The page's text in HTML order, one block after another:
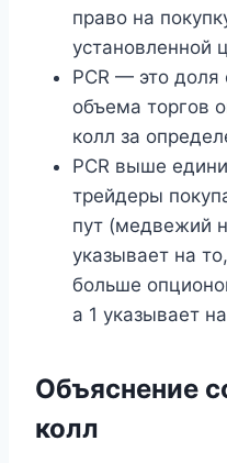
право на
установленной
PCR — это доля
объема торгов
колл за
PCR выше
трейдеры
пут (медвежий
указывает на
больше
а 1 указывает
Объяснение
колл